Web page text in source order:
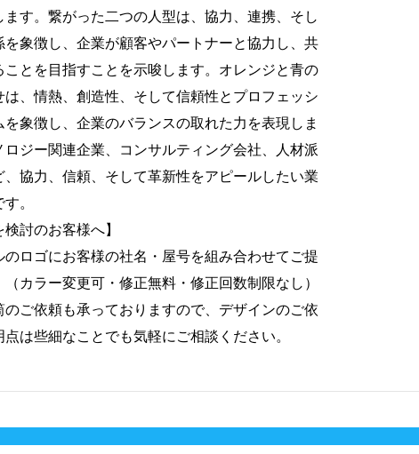
ます。繋がった二つの人型は、協力、連携、そし
を象徴し、企業が顧客やパートナーと協力し、共
ことを目指すことを示唆します。オレンジと青の
は、情熱、創造性、そして信頼性とプロフェッシ
を象徴し、企業のバランスの取れた力を表現しま
ロジー関連企業、コンサルティング会社、人材派
、協力、信頼、そして革新性をアピールしたい業
。
検討のお客様へ】
のロゴにお客様の社名・屋号を組み合わせてご提
カラー変更可・修正無料・修正回数制限なし）
のご依頼も承っておりますので、デザインのご依
は些細なことでも気軽にご相談ください。